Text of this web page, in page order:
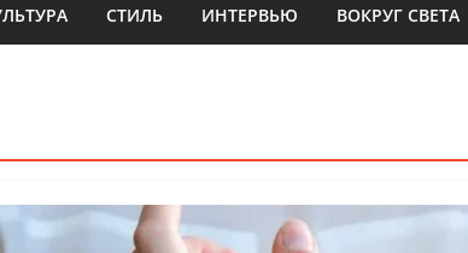
СТИЛЬ ИНТЕРВЬЮ ВОКРУГ СВЕТА